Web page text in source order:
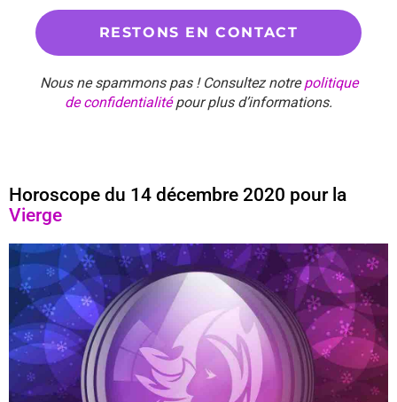
Nous ne spammons pas ! Consultez notrepolitique
de confidentialitépour plus d’informations.
Horoscope du 14 décembre 2020 pour la
Vierge